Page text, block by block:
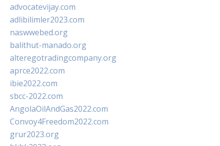
advocatevijay.com
adlibilimler2023.com
naswwebed.org
balithut-manado.org
alteregotradingcompany.org
aprce2022.com
ibie2022.com
sbcc-2022.com
AngolaOilAndGas2022.com
Convoy4Freedom2022.com
grur2023.org